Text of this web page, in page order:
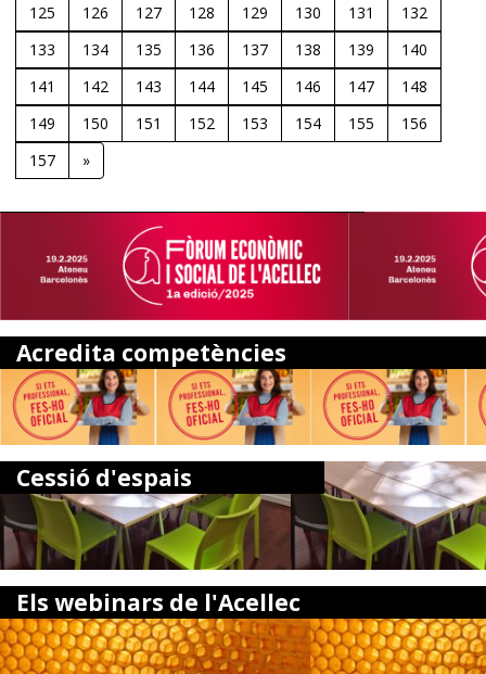
125
126 127 128 129 130 131
132
133
134 135 136 137 138 139
140
141
142 143 144 145 146 147
148
149
150 151 152 153 154 155
156
157
»
Acredita competències
Cessió d'espais
Els webinars de l'Acellec